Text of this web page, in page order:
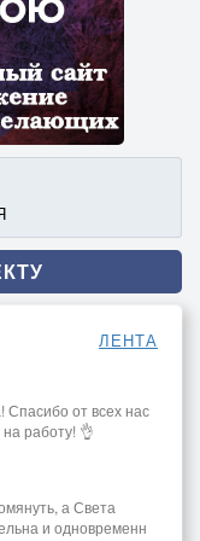
ЛЕНТА
Спасибо от всех нас
работу! 👌
а Света
и одновременн